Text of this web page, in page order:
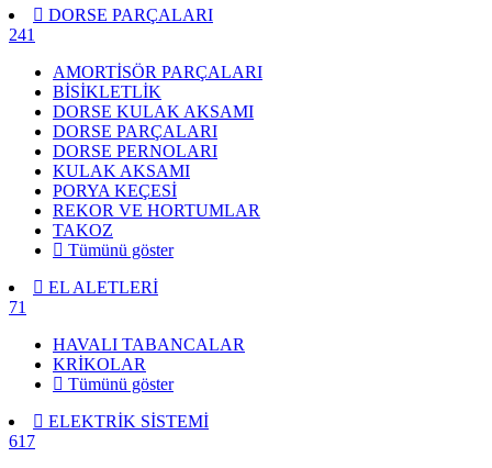
DORSE PARÇALARI
241
AMORTİSÖR PARÇALARI
BİSİKLETLİK
DORSE KULAK AKSAMI
DORSE PARÇALARI
DORSE PERNOLARI
KULAK AKSAMI
PORYA KEÇESİ
REKOR VE HORTUMLAR
TAKOZ
Tümünü göster
EL ALETLERİ
71
HAVALI TABANCALAR
KRİKOLAR
Tümünü göster
ELEKTRİK SİSTEMİ
617